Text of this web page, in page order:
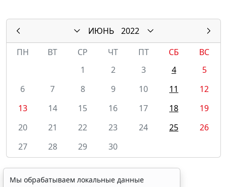
ИЮНЬ
2022
ПН
ВТ СР ЧТ ПТ СБ
ВС
1
2 3 4
5
6
7 8 9 10 11
12
13
14 15 16 17 18
19
20
21 22 23 24 25
26
27
28 29 30
Мы обрабатываем локальные данные